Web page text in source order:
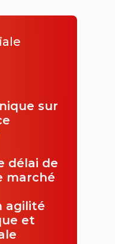
sur
délai de
marché
agilité
et